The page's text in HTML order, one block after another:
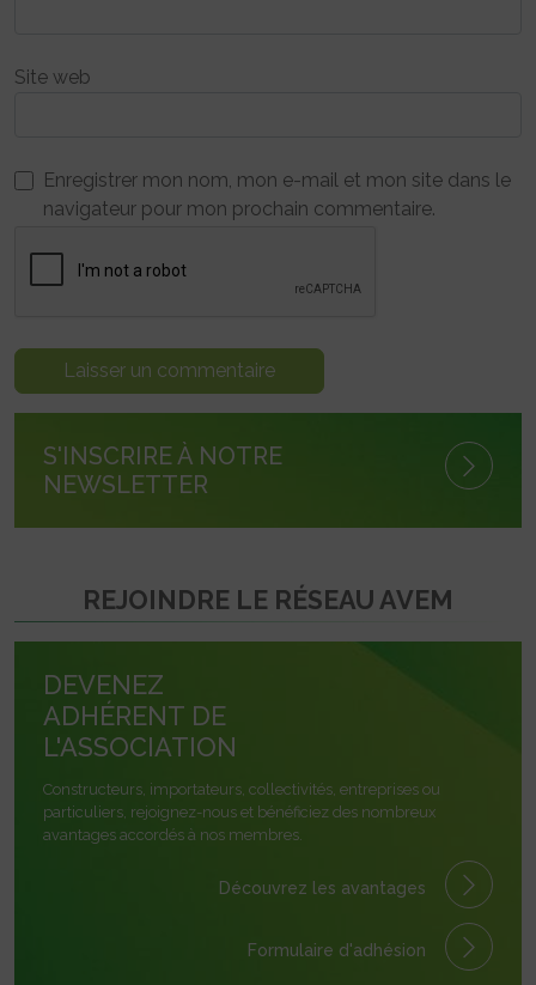
Site web
Enregistrer mon nom, mon e-mail et mon site dans le
navigateur pour mon prochain commentaire.
S'INSCRIRE À NOTRE
NEWSLETTER
REJOINDRE LE RÉSEAU AVEM
DEVENEZ
ADHÉRENT DE
L'ASSOCIATION
Constructeurs, importateurs, collectivités, entreprises ou
particuliers, rejoignez-nous et bénéficiez des nombreux
avantages accordés à nos membres.
Découvrez les avantages
Formulaire d'adhésion